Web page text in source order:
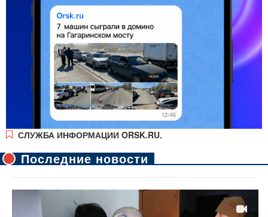
СЛУЖБА ИНФОРМАЦИИ ORSK.RU.
Последние новости